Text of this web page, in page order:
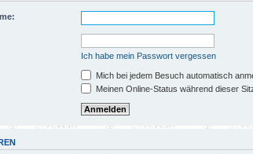
Ich habe mein Passwort vergessen
Mich bei jedem Besuch automatisch
Meinen Online-Status während dieser